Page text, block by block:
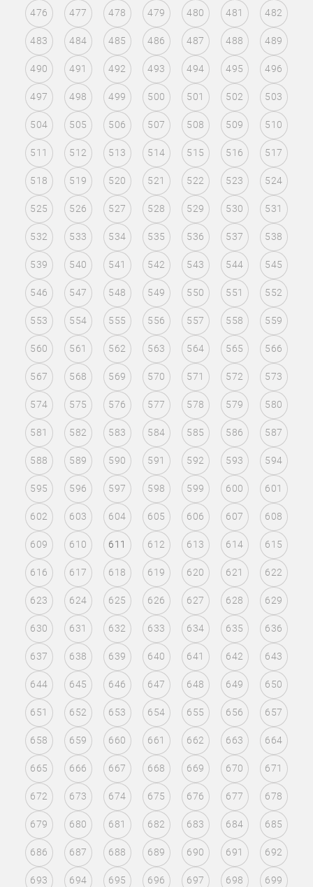
476 477 478 479 480 481 482
483 484 485 486 487 488 489
490 491 492 493 494 495 496
497 498 499 500 501 502 503
504 505 506 507 508 509 510
511 512 513 514 515 516 517
518 519 520 521 522 523 524
525 526 527 528 529 530 531
532 533 534 535 536 537 538
539 540 541 542 543 544 545
546 547 548 549 550 551 552
553 554 555 556 557 558 559
560 561 562 563 564 565 566
567 568 569 570 571 572 573
574 575 576 577 578 579 580
581 582 583 584 585 586 587
588 589 590 591 592 593 594
595 596 597 598 599 600 601
602 603 604 605 606 607 608
609 610 611 612 613 614 615
616 617 618 619 620 621 622
623 624 625 626 627 628 629
630 631 632 633 634 635 636
637 638 639 640 641 642 643
644 645 646 647 648 649 650
651 652 653 654 655 656 657
658 659 660 661 662 663 664
665 666 667 668 669 670 671
672 673 674 675 676 677 678
679 680 681 682 683 684 685
686 687 688 689 690 691 692
693 694 695 696 697 698 699